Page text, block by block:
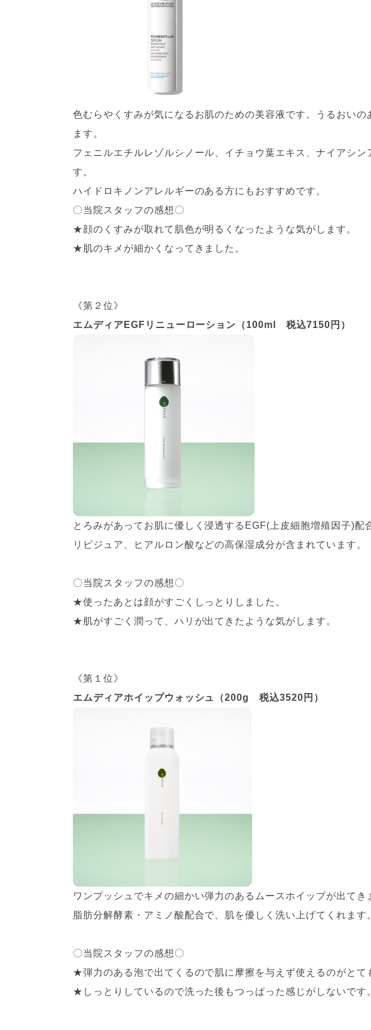
色むらやくすみが気になるお肌のための美容液です。うるおいの
ます。
フェニルエチルレゾルシノール、イチョウ葉エキス、ナイアシン
す。
ハイドロキノンアレルギーのある方にもおすすめです。
〇当院スタッフの感想〇
★顔のくすみが取れて肌色が明るくなったような気がします。
★肌のキメが細かくなってきました。
《第２位》
エムディアEGFリニューローション （100ml 税込7150円）
とろみがあってお肌に優しく浸透するEGF(上皮細胞増殖因子)配
リピジュア、ヒアルロン酸などの高保湿成分が含まれています。
〇当院スタッフの感想〇
★使ったあとは顔がすごくしっとりしました。
★肌がすごく潤って、ハリが出てきたような気がします。
《第１位》
エムディアホイップウォッシュ（200g 税込3520円）
ワンプッシュでキメの細かい弾力のあるムースホイップが出てき
脂肪分解酵素・アミノ酸配合で、肌を優しく洗い上げてくれます
〇当院スタッフの感想〇
★弾力のある泡で出てくるので肌に摩擦を与えず使えるのがとて
★しっとりしているので洗った後もつっぱった感じがしないです